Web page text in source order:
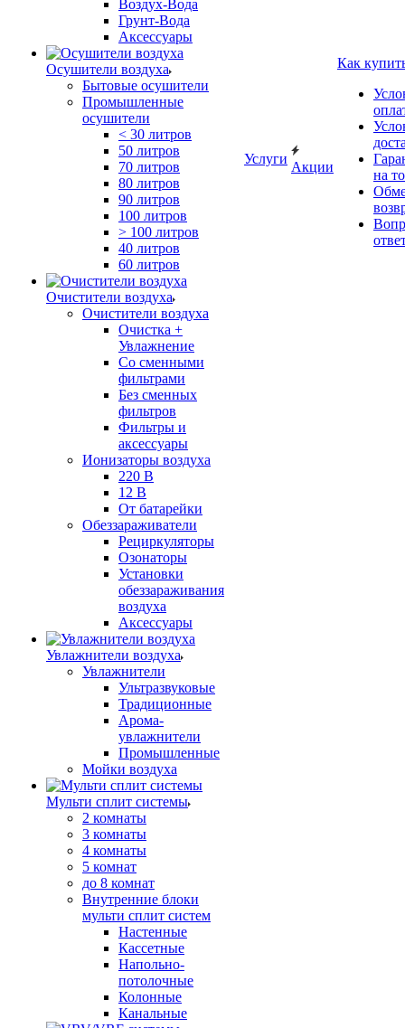
Воздух-Вода
Грунт-Вода
Аксессуары
Осушители воздуха
Бытовые осушители
Промышленные
осушители
< 30 литров
50 литров
70 литров
80 литров
90 литров
100 литров
> 100 литров
40 литров
60 литров
Очистители воздуха
Очистители воздуха
Очистка +
Увлажнение
Cо сменными
фильтрами
Без сменных
фильтров
Фильтры и
аксессуары
Ионизаторы воздуха
220 В
12 В
От батарейки
Обеззараживатели
Рециркуляторы
Озонаторы
Установки
обеззараживания
воздуха
Аксессуары
Увлажнители воздуха
Увлажнители
Ультразвуковые
Традиционные
Арома-
увлажнители
Промышленные
Мойки воздуха
Мульти сплит системы
2 комнаты
3 комнаты
4 комнаты
5 комнат
до 8 комнат
Внутренние блоки
мульти сплит систем
Настенные
Кассетные
Напольно-
потолочные
Колонные
Канальные
Услуги
Акции
Как
на